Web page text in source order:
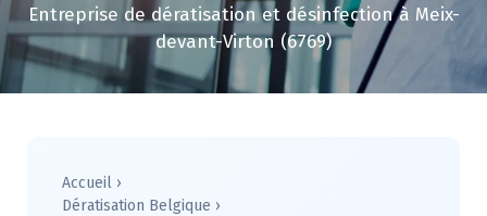
Entreprise de dératisation et désinfection à Meix-
devant-Virton (6769)
Accueil ›
Dératisation Belgique ›